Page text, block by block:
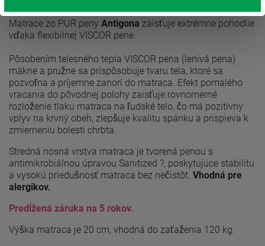
Matrace zo PUR peny Antigona zaisťuje extrémne pohodlie
vďaka flexibilnej VISCOR pene.
Pôsobením telesného tepla VISCOR pena (lenivá pena)
mäkne a pružne sa prispôsobuje tvaru tela, ktoré sa
pozvoľna a príjemne zanorí do matraca. Efekt pomalého
vracania do pôvodnej polohy zaisťuje rovnomerné
rozloženie tlaku matraca na ľudské telo, čo má pozitívny
vplyv na krvný obeh, zlepšuje kvalitu spánku a prispieva k
zmierneniu bolesti chrbta.
Stredná nosná vrstva matraca je tvorená penou s
antimikrobiálnou úpravou Sanitized ?, poskytujúce stabilitu
a vysokú priedušnosť matraca bez nečistôt. Vhodná pre
alergikov.
Predĺžená záruka na 5 rokov.
Výška matraca je 20 cm, vhodná do zaťaženia 120 kg.